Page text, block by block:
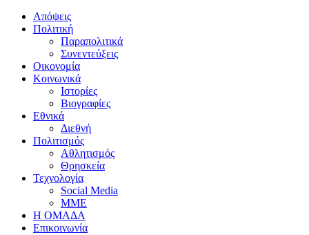
Απόψεις
Πολιτική
Παραπολιτικά
Συνεντεύξεις
Οικονομία
Κοινωνικά
Ιστορίες
Βιογραφίες
Εθνικά
Διεθνή
Πολιτισμός
Αθλητισμός
Θρησκεία
Τεχνολογία
Social Media
ΜΜΕ
Η ΟΜΑΔΑ
Επικοινωνία